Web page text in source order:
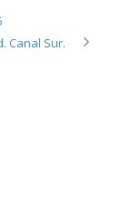
Canal Sur.